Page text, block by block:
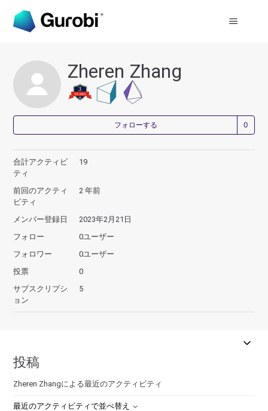
Zheren Zhang
フォローする
合計アクティビ
ティ
19
前回のアクティ
ビティ
2 年前
メンバー登録日
2023年2月21日
フォロー
0ユーザー
フォロワー
0ユーザー
投票
0
サブスクリプシ
ョン
5
投稿
Zheren Zhangによる最近のアクティビティ
最近のアクティビティで並べ替え